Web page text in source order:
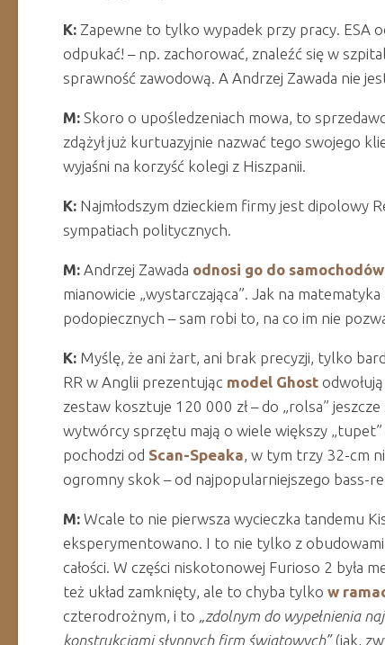
K: Zapewne to tylko wypadek przy pracy. ESA
odpukać! – np. zachorować, znaleźć się w
sprawność zawodową. A Andrzej Zawada nie
M: Skoro o upośledzeniach mowa, to
zdążył już kurtuazyjnie nazwać tego swojego
wyjaśni na korzyść kolegi z Hiszpanii.
K: Najmłodszym dzieckiem firmy jest dipolowy
sympatiach politycznych.
M: Andrzej Zawada odnosi go do
mianowicie „wystarczająca”. Jak na
podopiecznych – sam robi to, na co im nie
K: Myślę, że ani żart, ani brak precyzji, tylko
RR w Anglii prezentując model Ghost
zestaw kosztuje 120 000 zł – do „rolsa”
wytwórcy sprzętu mają o wiele większy
pochodzi od Scan-Speaka, w tym trzy 32-cm
ogromny skok – od najpopularniejszego bass-
M: Wcale to nie pierwsza wycieczka tandemu
eksperymentowano. I to nie tylko z
całości. W części niskotonowej Furioso 2 była
też układ zamknięty, ale to chyba tylko w
czterodrożnym, i to „zdolnym do wypełnienia
konstrukcjami słynnych firm światowych”(jak,